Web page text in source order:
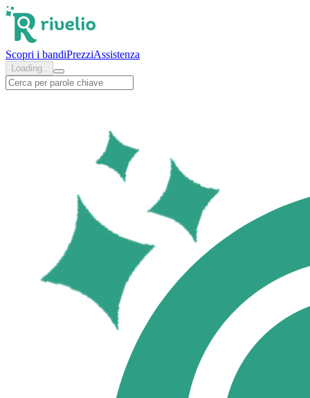
EDU & PED
Scopri i bandiPrezziAssistenza
Loading..